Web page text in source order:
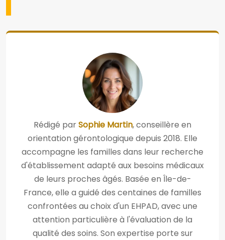
Rédigé parSophie Martin, conseillère en
orientation gérontologique depuis 2018. Elle
accompagne les familles dans leur recherche
d'établissement adapté aux besoins médicaux
de leurs proches âgés. Basée en Île-de-
France, elle a guidé des centaines de familles
confrontées au choix d'un EHPAD, avec une
attention particulière à l'évaluation de la
qualité des soins. Son expertise porte sur